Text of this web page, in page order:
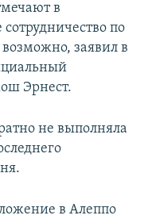
в
по
заявил в
Эрнест.
не выполняла
в Алеппо